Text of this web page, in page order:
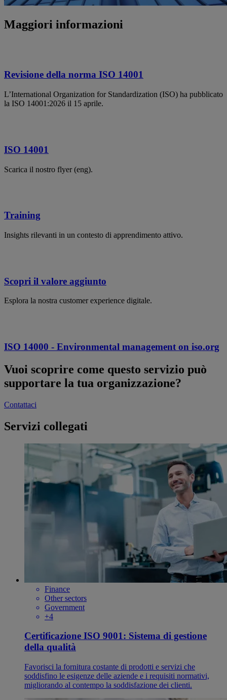
Maggiori informazioni
Revisione della norma ISO 14001
L’International Organization for Standardization (ISO) ha pubblicato
la ISO 14001:2026 il 15 aprile.
ISO 14001
Scarica il nostro flyer (eng).
Training
Insights rilevanti in un contesto di apprendimento attivo.
Scopri il valore aggiunto
Esplora la nostra customer experience digitale.
ISO 14000 - Environmental management on iso.org
Vuoi scoprire come questo servizio può
supportare la tua organizzazione?
Contattaci
Servizi collegati
Finance
Other sectors
Government
+4
Certificazione ISO 9001: Sistema di gestione
della qualità
Favorisci la fornitura costante di prodotti e servizi che
soddisfino le esigenze delle aziende e i requisiti normativi,
migliorando al contempo la soddisfazione dei clienti.